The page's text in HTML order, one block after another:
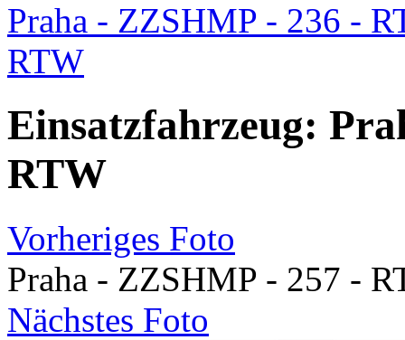
Praha - ZZSHMP - 236 -
RTW
Einsatzfahrzeug:
RTW
Vorheriges Foto
Praha - ZZSHMP - 257 -
Nächstes Foto